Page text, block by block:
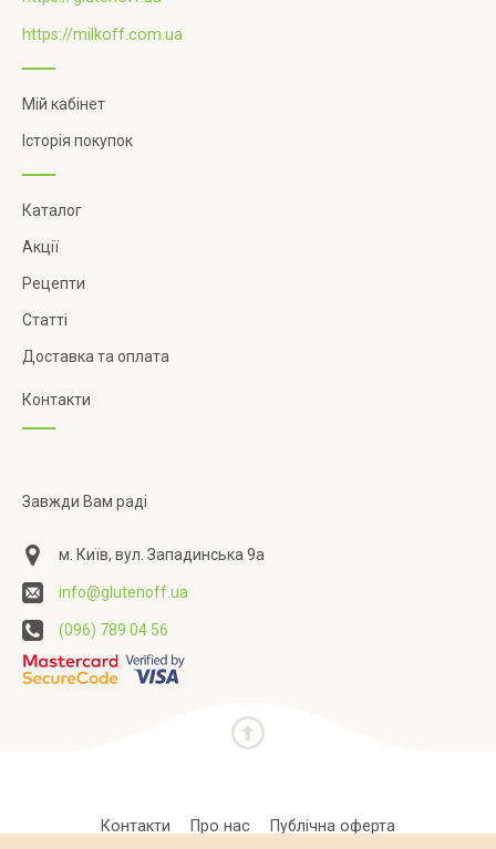
https://milkoff.com.ua
Мій кабінет
Історія покупок
Каталог
Акції
Рецепти
Статті
Доставка та оплата
Контакти
Завжди Вам раді
м. Київ, вул. Западинська 9а
info@glutenoff.ua
(096) 789 04 56
Контакти Про нас Публічна оферта